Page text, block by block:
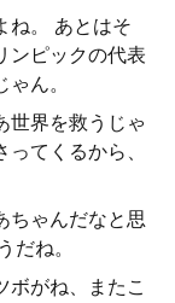
ね。 あとはそ
ンピックの代表
ん。
世界を救うじゃ
てくるから、
ちゃんだなと思
だね。
ボがね、またこ